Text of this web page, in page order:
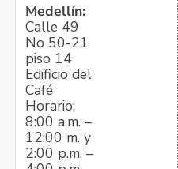
Medellín:
Calle 49
No 50-21
piso 14
Edificio del
Café
Horario:
8:00 a.m. –
12:00 m. y
2:00 p.m. –